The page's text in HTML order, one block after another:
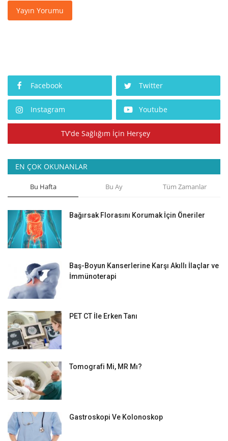
Yayın Yorumu
Facebook Twitter
Instagram Youtube
TV'de Sağlığım İçin Herşey
EN ÇOK OKUNANLAR
Bu Hafta Bu Ay Tüm Zamanlar
Bağırsak Florasını Korumak İçin Öneriler
Baş-Boyun Kanserlerine Karşı Akıllı İlaçlar ve
İmmünoterapi
PET CT İle Erken Tanı
Tomografi Mi, MR Mı?
Gastroskopi Ve Kolonoskop